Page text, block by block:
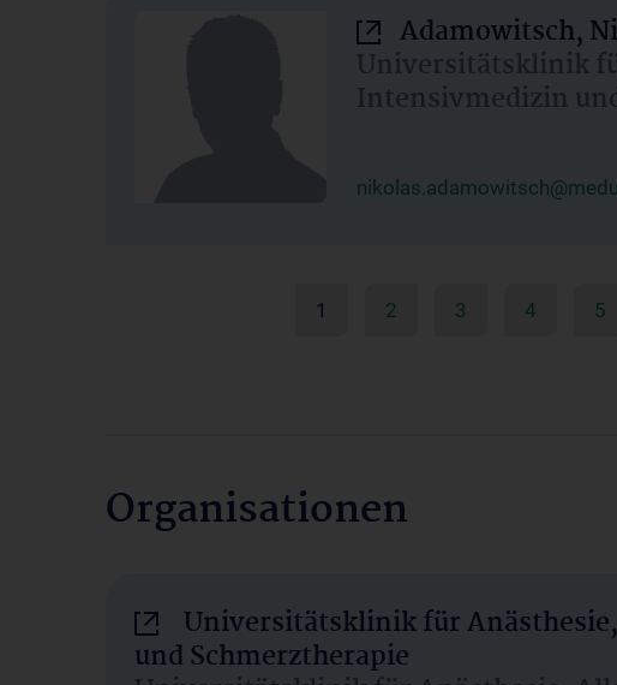
Adamowitsch,
Universitätsklinik
Intensivmedizin
1 2 3 4 5
Organisationen
Universitätsklinik für
und Schmerztherapie